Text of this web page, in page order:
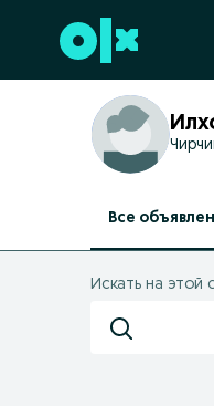
Перейти к нижнему
Все
Искать на этой